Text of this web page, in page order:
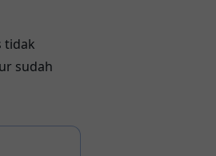
tidak
sudah